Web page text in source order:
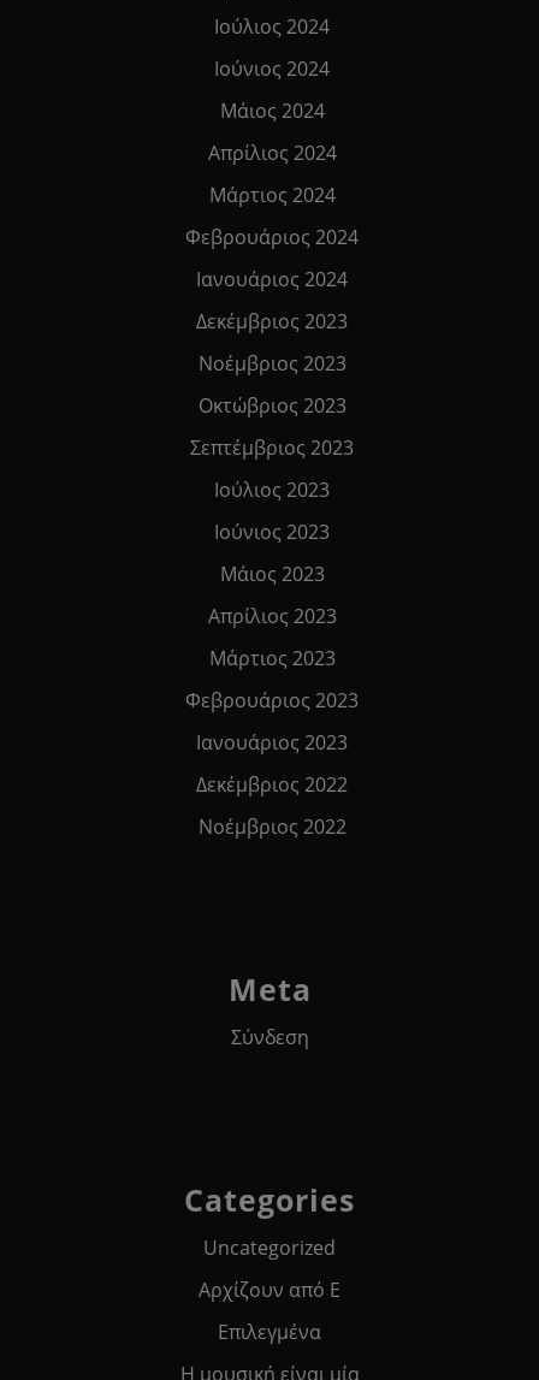
Ιούλιος 2024
Ιούνιος 2024
Μάιος 2024
Απρίλιος 2024
Μάρτιος 2024
Φεβρουάριος 2024
Ιανουάριος 2024
Δεκέμβριος 2023
Νοέμβριος 2023
Οκτώβριος 2023
Σεπτέμβριος 2023
Ιούλιος 2023
Ιούνιος 2023
Μάιος 2023
Απρίλιος 2023
Μάρτιος 2023
Φεβρουάριος 2023
Ιανουάριος 2023
Δεκέμβριος 2022
Νοέμβριος 2022
Meta
Σύνδεση
Categories
Uncategorized
Αρχίζουν από Ε
Επιλεγμένα
Η μουσική είναι μία